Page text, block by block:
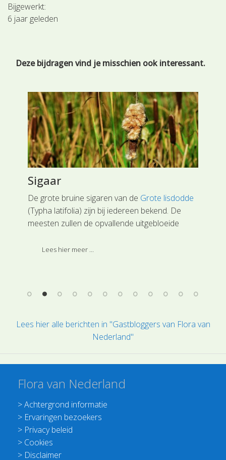
Bijgewerkt:
6 jaar geleden
Deze bijdragen vind je misschien ook interessant.
Sigaar
De grote bruine sigaren van de Grote lisdodde
(Typha latifolia) zijn bij iedereen bekend. De
meesten zullen de opvallende uitgebloeide
vacht van zaadpluis is omhuld, wel herkennen
Lees hier meer ...
Lees hier alle berichten in "Gastbloggers van Flora van
Nederland"
Flora van Nederland
>Achtergrond informatie
> Ervaringen bezoekers
> Privacy beleid
> Cookies
> Disclaimer